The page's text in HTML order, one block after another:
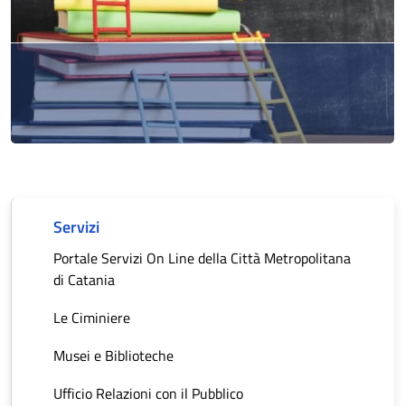
Servizi
Portale Servizi On Line della Città Metropolitana
di Catania
Le Ciminiere
Musei e Biblioteche
Ufficio Relazioni con il Pubblico